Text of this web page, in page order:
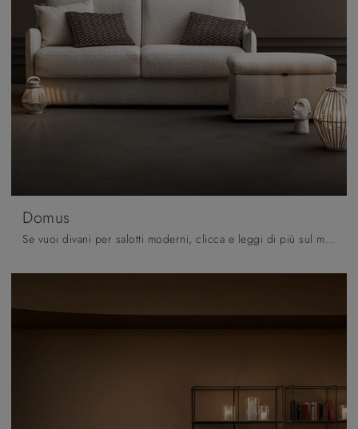
Domus
Se vuoi divani per salotti moderni, clicca e leggi di più sul modello Domus in tessuto della marca Samoa.